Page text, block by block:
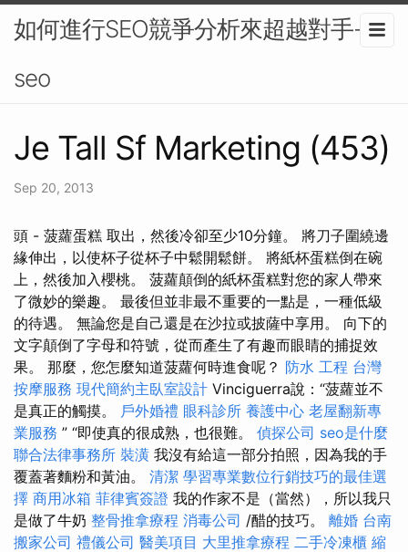
如何進行SEO競爭分析來超越對手-
seo
Je Tall Sf Marketing (453)
Sep 20, 2013
頭 - 菠蘿蛋糕 取出，然後冷卻至少10分鐘。 將刀子圍繞邊
緣伸出，以使杯子從杯子中鬆開鬆餅。 將紙杯蛋糕倒在碗
上，然後加入櫻桃。 菠蘿顛倒的紙杯蛋糕對您的家人帶來
了微妙的樂趣。 最後但並非最不重要的一點是，一種低級
的待遇。 無論您是自己還是在沙拉或披薩中享用。 向下的
文字顛倒了字母和符號，從而產生了有趣而眼睛的捕捉效
果。 那麼，您怎麼知道菠蘿何時進食呢？ 防水 工程 台灣
按摩服務 現代簡約主臥室設計 Vinciguerra說：“菠蘿並不
是真正的觸摸。 戶外婚禮 眼科診所 養護中心 老屋翻新專
業服務 ” “即使真的很成熟，也很難。 偵探公司 seo是什麼
聯合法律事務所 裝潢 我沒有給這一部分拍照，因為我的手
覆蓋著麵粉和黃油。 清潔 學習專業數位行銷技巧的最佳選
擇 商用冰箱 菲律賓簽證 我的作家不是（當然），所以我只
是做了牛奶 整骨推拿療程 消毒公司 /醋的技巧。 離婚 台南
搬家公司 禮儀公司 醫美項目 大里推拿療程 二手冷凍櫃 縮